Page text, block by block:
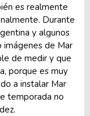
es realmente
Durante
y algunos
imágenes de Mar
de medir y que
porque es muy
a instalar Mar
temporada no